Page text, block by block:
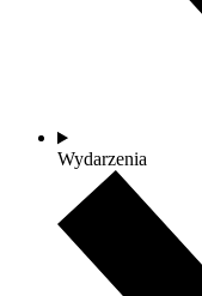
Wydarzenia